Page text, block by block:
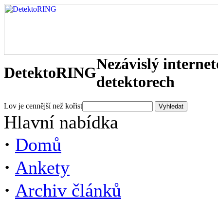
DetektoRINGNezávislý
detektorech
Lov je cennější než kořist
Hlavní nabídka
· Domů
· Ankety
· Archiv článků